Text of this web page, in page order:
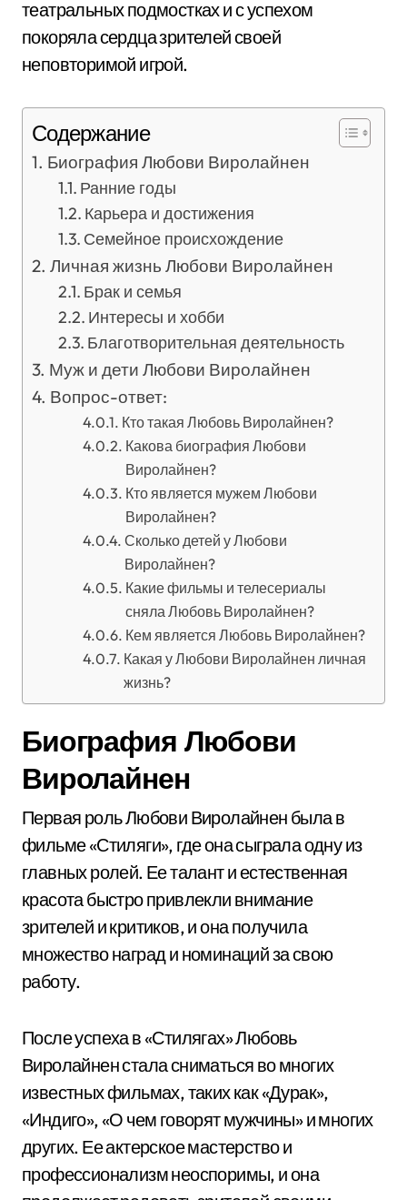
театральных подмостках и с успехом
покоряла сердца зрителей своей
неповторимой игрой.
Содержание
Биография Любови Виролайнен
Ранние годы
Карьера и достижения
Семейное происхождение
Личная жизнь Любови Виролайнен
Брак и семья
Интересы и хобби
Благотворительная деятельность
Муж и дети Любови Виролайнен
Вопрос-ответ:
Кто такая Любовь Виролайнен?
Какова биография Любови
Виролайнен?
Кто является мужем Любови
Виролайнен?
Сколько детей у Любови
Виролайнен?
Какие фильмы и телесериалы
сняла Любовь Виролайнен?
Кем является Любовь Виролайнен?
Какая у Любови Виролайнен личная
жизнь?
Биография Любови
Виролайнен
Первая роль Любови Виролайнен была в
фильме «Стиляги», где она сыграла одну из
главных ролей. Ее талант и естественная
красота быстро привлекли внимание
зрителей и критиков, и она получила
множество наград и номинаций за свою
работу.
После успеха в «Стилягах» Любовь
Виролайнен стала сниматься во многих
известных фильмах, таких как «Дурак»,
«Индиго», «О чем говорят мужчины» и многих
других. Ее актерское мастерство и
профессионализм неоспоримы, и она